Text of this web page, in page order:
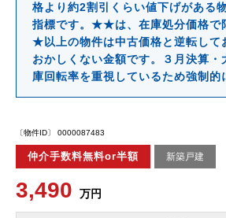
格より約2割引くらい値下げがある
指標です。★★は、在庫処分価格で
★以上の物件は中古価格と逆転して
おかしくない金額です。３月決算・
庫回転率を重視しているため強制的
〔物件ID〕 0000087483
仲介手数料無料or半額 新築戸建
3,490 万円